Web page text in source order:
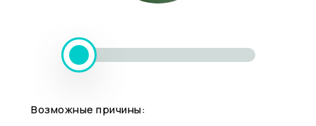
Возможные причины: